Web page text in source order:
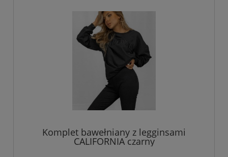
Komplet bawełniany z legginsami
CALIFORNIA czarny